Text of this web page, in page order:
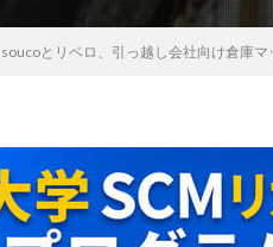
soucoとリベロ、引っ越し会社向け倉庫